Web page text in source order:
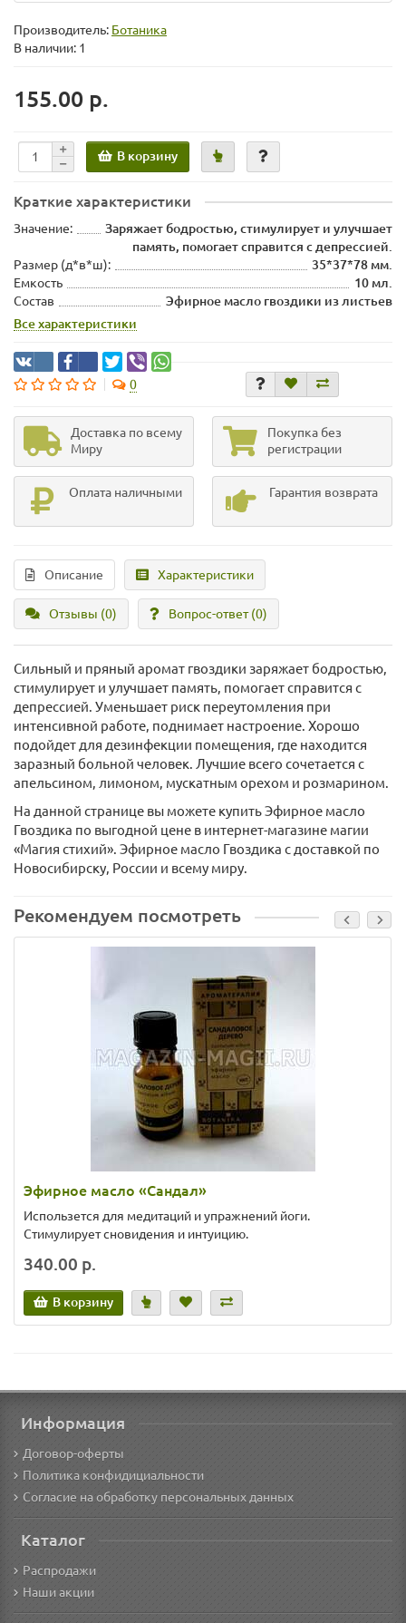
Производитель: Ботаника
В наличии: 1
155.00 р.
В корзину
Краткие характеристики
Значение:
Заряжает бодростью, стимулирует и улучшает
память, помогает справится с депрессией.
Размер (д*в*ш):
35*37*78 мм.
Емкость
10 мл.
Состав
Эфирное масло гвоздики из листьев
Все характеристики
0
Доставка по всему
Миру
Покупка без
регистрации
Оплата наличными Гарантия возврата
Описание Характеристики
Отзывы (0) Вопрос-ответ(0)
Сильный и пряный аромат гвоздики заряжает бодростью,
стимулирует и улучшает память, помогает справится с
депрессией. Уменьшает риск переутомления при
интенсивной работе, поднимает настроение. Хорошо
подойдет для дезинфекции помещения, где находится
заразный больной человек. Лучшие всего сочетается с
апельсином, лимоном, мускатным орехом и розмарином.
На данной странице вы можете купить Эфирное масло
Гвоздика по выгодной цене в интернет-магазине магии
«Магия стихий». Эфирное масло Гвоздика с доставкой по
Новосибирску, России и всему миру.
Рекомендуем посмотреть
Эфирное масло «Сандал»
Использется для медитаций и упражнений йоги.
Стимулирует сновидения и интуицию.
340.00 р.
В корзину
Информация
Договор-оферты
Политика конфидициальности
Согласие на обработку персональных данных
Каталог
Распродажи
Наши акции